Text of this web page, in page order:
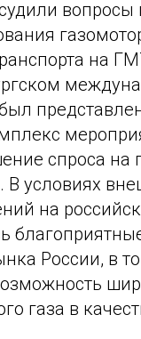
на
спроса на
В условиях
на
России, в
газа в